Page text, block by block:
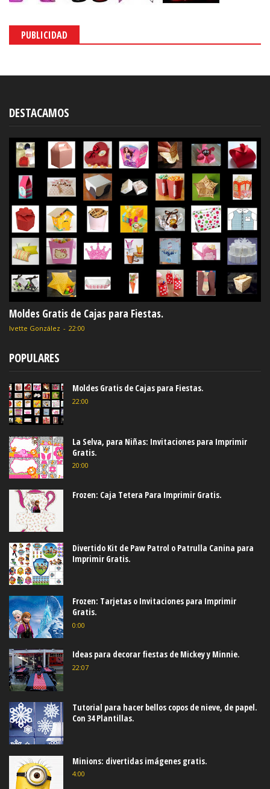
PUBLICIDAD
DESTACAMOS
Moldes Gratis de Cajas para Fiestas.
Ivette González - 22:00
POPULARES
Moldes Gratis de Cajas para Fiestas.
22:00
La Selva, para Niñas: Invitaciones para Imprimir
Gratis.
20:00
Frozen: Caja Tetera Para Imprimir Gratis.
Divertido Kit de Paw Patrol o Patrulla Canina para
Imprimir Gratis.
Frozen: Tarjetas o Invitaciones para Imprimir
Gratis.
0:00
Ideas para decorar fiestas de Mickey y Minnie.
22:07
Tutorial para hacer bellos copos de nieve, de papel.
Con 34 Plantillas.
Minions: divertidas imágenes gratis.
4:00